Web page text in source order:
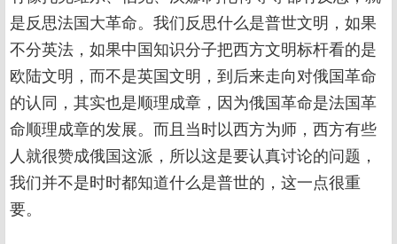
是反思法国大革命。我们反思什么是普世文明，如果
不分英法，如果中国知识分子把西方文明标杆看的是
欧陆文明，而不是英国文明，到后来走向对俄国革命
的认同，其实也是顺理成章，因为俄国革命是法国革
命顺理成章的发展。而且当时以西方为师，西方有些
人就很赞成俄国这派，所以这是要认真讨论的问题，
我们并不是时时都知道什么是普世的，这一点很重
要。